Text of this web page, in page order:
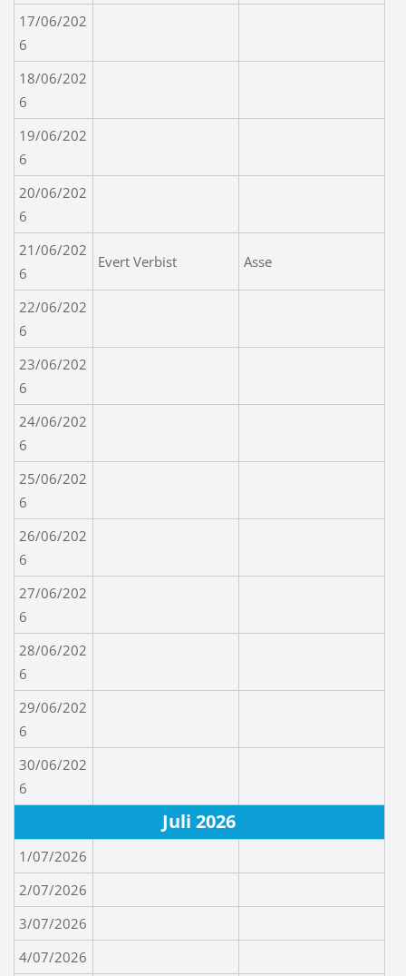
17/06/202
6
18/06/202
6
19/06/202
6
20/06/202
6
21/06/202
6
Evert Verbist Asse
22/06/202
6
23/06/202
6
24/06/202
6
25/06/202
6
26/06/202
6
27/06/202
6
28/06/202
6
29/06/202
6
30/06/202
6
Juli 2026
1/07/2026
2/07/2026
3/07/2026
4/07/2026